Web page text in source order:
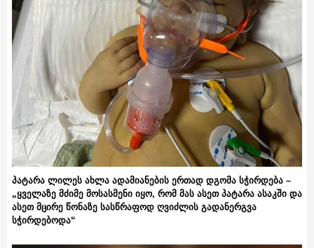
პატარა ლილეს ახლა ადამიანების ერთად დგომა სჭირდება –
„ყველაზე მძიმე მოსასმენი იყო, რომ მას ასეთ პატარა ასაკში და
ასეთ მცირე წონაზე სასწრაფოდ ღვიძლის გადანერგვა
სჭირდებოდა“